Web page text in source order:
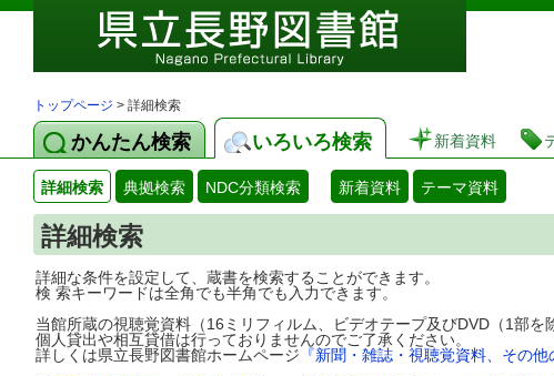
図
トップページ > 詳細検索
かんたん検索 いろいろ検索 新着資料
詳細検索 典拠検索 NDC分類検索 新着資料 テーマ資料
詳細検索
詳細な条件を設定して、蔵書を検索することができます。
検 索キーワードは全角でも半角でも入力できます。
当館所蔵の視聴覚資料（16ミリフィルム、ビデオテープ及びDVD（1部を
個人貸出や相互貸借は行っておりませんのでご了承ください。
詳しくは県立長野図書館ホームページ 『新聞・雑誌・視聴覚資料、その他